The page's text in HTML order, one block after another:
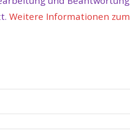
Weitere Informationen zum